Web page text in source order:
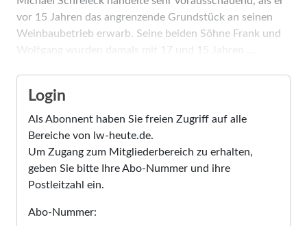
vor 15 Jahren das angrenzende Grundstück an seinen
Weinbaubetrieb erwarb. Seine beiden Söhne Frank und
Wolfgang wurden damals mit 17 und 15 Jahren ...
Login
Als Abonnent haben Sie freien Zugriff auf alle
Bereiche von lw-heute.de.
Um Zugang zum Mitgliederbereich zu erhalten,
geben Sie bitte Ihre Abo-Nummer und ihre
Postleitzahl ein.
Abo-Nummer: